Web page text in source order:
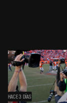
HACE 3 DÍAS